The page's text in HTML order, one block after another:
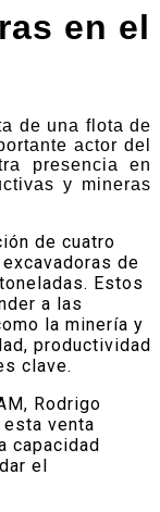
en el
de una flota de
actor del
presencia en
y mineras
de cuatro
de
Estos
a las
la minería y
productividad
clave.
Rodrigo
venta
capacidad
el